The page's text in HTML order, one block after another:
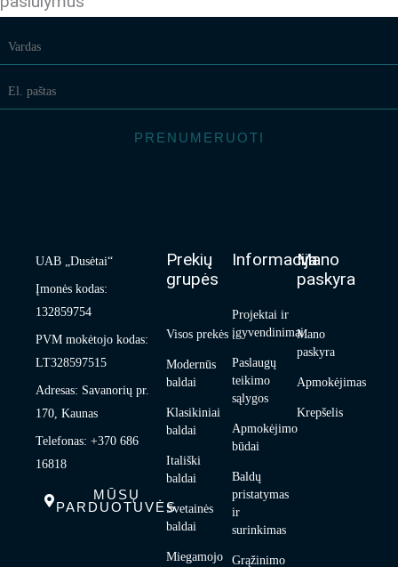
PRENUMERUOTI
UAB „Dusėtai“
Įmonės kodas:
132859754
PVM mokėtojo kodas:
LT328597515
Adresas: Savanorių pr.
170, Kaunas
Telefonas: +370 686
16818
MŪSŲ
PARDUOTUVĖS
Prekių
grupės
Visos prekės
Modernūs
baldai
Klasikiniai
baldai
Itališki
baldai
Svetainės
baldai
Miegamojo
Informacija
Projektai ir
įgyvendinimai
Paslaugų
teikimo
sąlygos
Apmokėjimo
būdai
Baldų
pristatymas
ir
surinkimas
Grąžinimo
Mano
paskyra
Mano
paskyra
Apmokėjimas
Krepšelis